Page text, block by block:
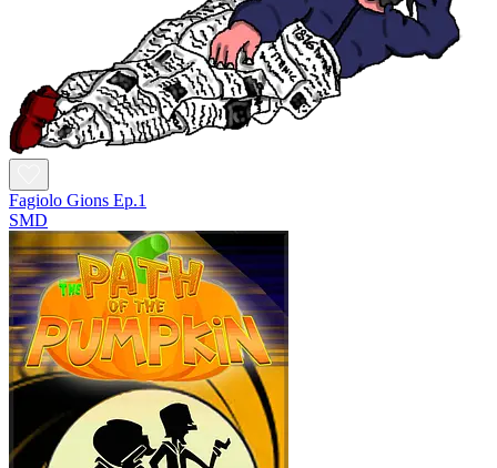
Fagiolo Gions Ep.1
SMD